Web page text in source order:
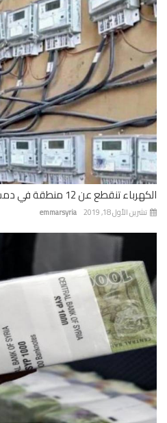
تنقطع عن 12 منطقة في دمشق غداً
emmarsyria الأول 18, 2019